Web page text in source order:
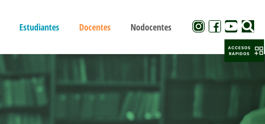
Estudiantes Docentes Nodocentes
ACCESOS
RAPIDOS